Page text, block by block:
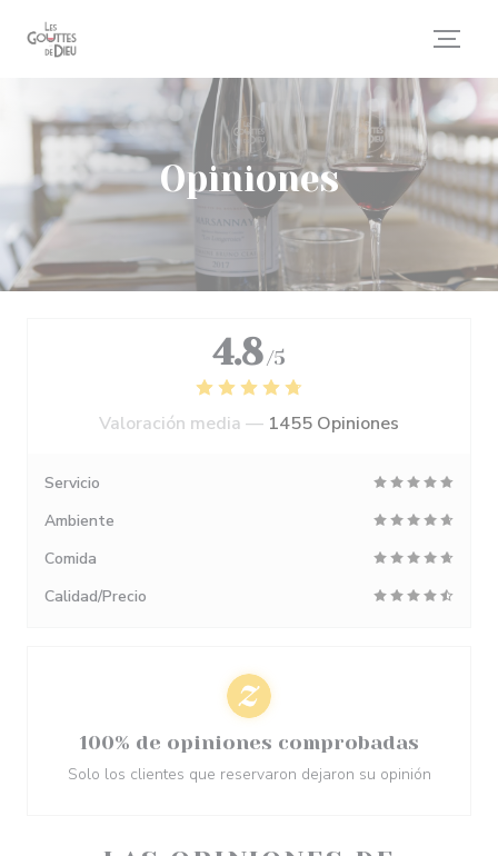
Opiniones
4.8 /5
Valoración media — 1455 Opiniones
Servicio
Ambiente
Comida
Calidad/Precio
100% de opiniones comprobadas
Solo los clientes que reservaron dejaron su opinión